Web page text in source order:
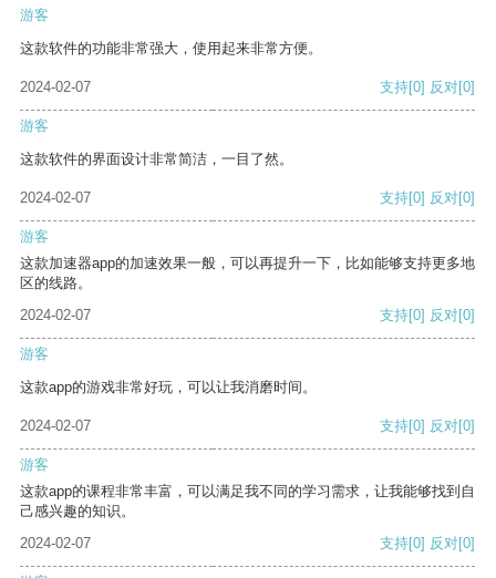
游客
这款软件的功能非常强大，使用起来非常方便。
2024-02-07 支持[0] 反对[0]
游客
这款软件的界面设计非常简洁，一目了然。
2024-02-07 支持[0] 反对[0]
游客
这款加速器app的加速效果一般，可以再提升一下，比如能够支持更多地
区的线路。
2024-02-07
支持[0] 反对[0]
游客
这款app的游戏非常好玩，可以让我消磨时间。
2024-02-07 支持[0] 反对[0]
游客
这款app的课程非常丰富，可以满足我不同的学习需求，让我能够找到自
己感兴趣的知识。
2024-02-07
支持[0] 反对[0]